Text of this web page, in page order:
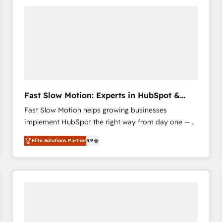
Fast Slow Motion: Experts in HubSpot &
Salesforce
Fast Slow Motion helps growing businesses
implement HubSpot the right way from day one —
with the flexibility to scale as complexity increases.
Highly certified in both HubSpot and Salesforce, we
bring deep experience in CRM implementation,
integrations, and data migration across modern
Elite Solutions Partner4.9